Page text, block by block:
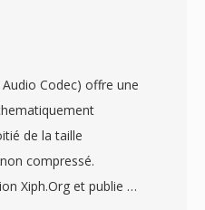
transformée en
autour de trois
frames (intra-codees),
(predites
standard vise dès
s pour l&#039;audio
Codec) offre une
de la taille
compressé.
Xiph.Org et publie en